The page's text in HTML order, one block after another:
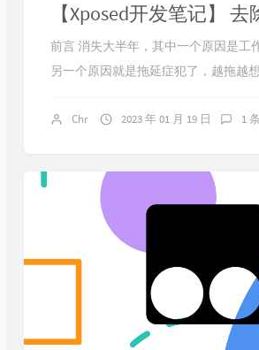
【Xposed开发笔记】
前言 消失大半年，其中一个原因是工
另一个原因就是拖延症犯了，越拖越
Chr 2023 年 01 月 19 日 1